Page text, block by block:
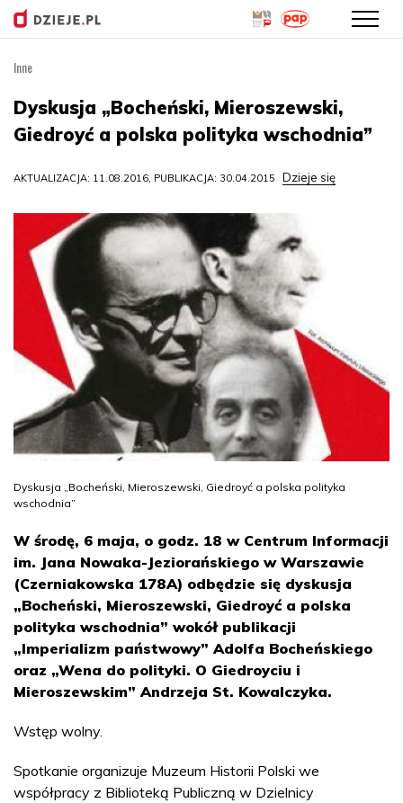
treści
Inne
Dyskusja „Bocheński, Mieroszewski,
Giedroyć a polska polityka wschodnia”
AKTUALIZACJA: 11.08.2016, PUBLIKACJA: 30.04.2015 Dzieje się
Dyskusja „Bocheński, Mieroszewski, Giedroyć a polska polityka
wschodnia”
W środę, 6 maja, o godz. 18 w Centrum Informacji
im. Jana Nowaka-Jeziorańskiego w Warszawie
(Czerniakowska 178A) odbędzie się dyskusja
„Bocheński, Mieroszewski, Giedroyć a polska
polityka wschodnia” wokół publikacji
„Imperializm państwowy” Adolfa Bocheńskiego
oraz „Wena do polityki. O Giedroyciu i
Mieroszewskim” Andrzeja St. Kowalczyka.
Wstęp wolny.
Spotkanie organizuje Muzeum Historii Polski we
współpracy z Biblioteką Publiczną w Dzielnicy